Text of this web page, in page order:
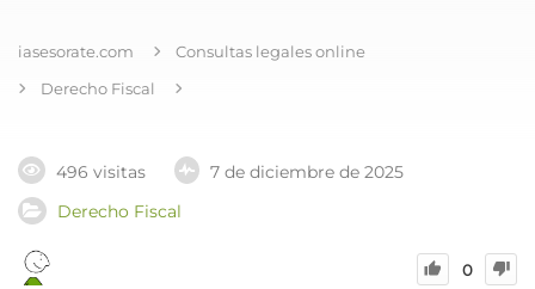
iasesorate.com
Consultas legales online
Derecho Fiscal
496 visitas
7 de diciembre de 2025
Derecho Fiscal
0